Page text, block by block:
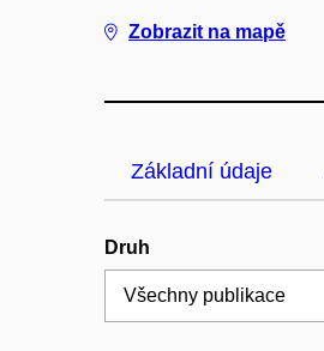
Zobrazit na mapě
Základní údaje
Druh